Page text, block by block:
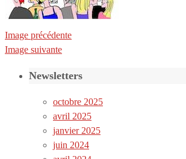
Image précédente
Image suivante
Newsletters
octobre 2025
avril 2025
janvier 2025
juin 2024